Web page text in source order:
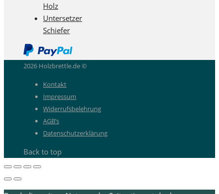
Holz
Untersetzer
Schiefer
2026 Holzbrettle.de ©
Kontakt
Impressum
Widerrufsbelehrung
AGB’s
Datenschutzerklärung
Back to top